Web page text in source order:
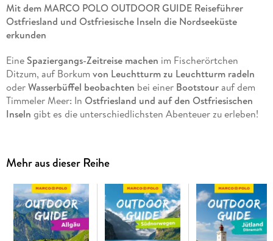
Mit dem MARCO POLO OUTDOOR GUIDE Reiseführer
Ostfriesland und Ostfriesische Inseln die Nordseeküste
erkunden
Eine Spaziergangs-Zeitreise machen im Fischerörtchen
Ditzum, auf Borkum von Leuchtturm zu Leuchtturm radeln
oderWasserbüffel beobachten bei einer Bootstourauf dem
Timmeler Meer: In Ostfriesland und auf den Ostfriesischen
Inseln gibt es die unterschiedlichsten Abenteuer zu erleben!
OUTDOOR GUIDE Reiseführer Ostfriesland und
Ostfriesische Inseln verrät sie dir die schönsten Winkelihrer
Lieblingsregion.
Weite Sandstrände, Wattenmeer oder sympathische
Hafenstädtchen:Finde deinen Lieblingsort in Ostfriesland
Mehr aus dieser Reihe